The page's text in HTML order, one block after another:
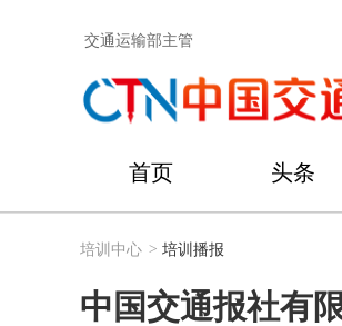
交通运输部主管
首页 头条
培训中心 > 培训播报
中国交通报社有